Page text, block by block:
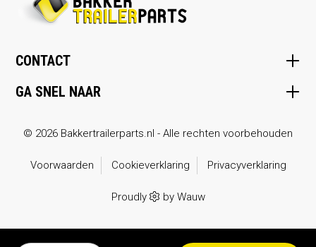
CONTACT
GA SNEL NAAR
© 2026 Bakkertrailerparts.nl - Alle rechten voorbehouden
Voorwaarden Cookieverklaring Privacyverklaring
Proudly by Wauw